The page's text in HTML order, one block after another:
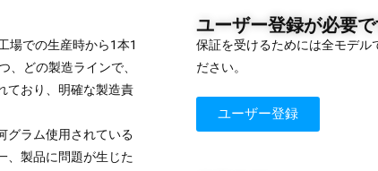
場での生産時から1本1
、どの製造ラインで、
ており、明確な製造責
グラム使用されている
、製品に問題が生じた
ユーザー登録が必要で
保証を受けるためには全モデル
ださい。
ユーザー登録